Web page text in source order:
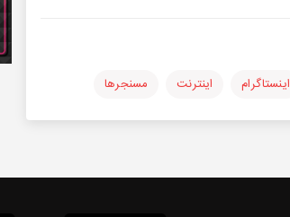
اینستاگرام اینترنت مسنجرها